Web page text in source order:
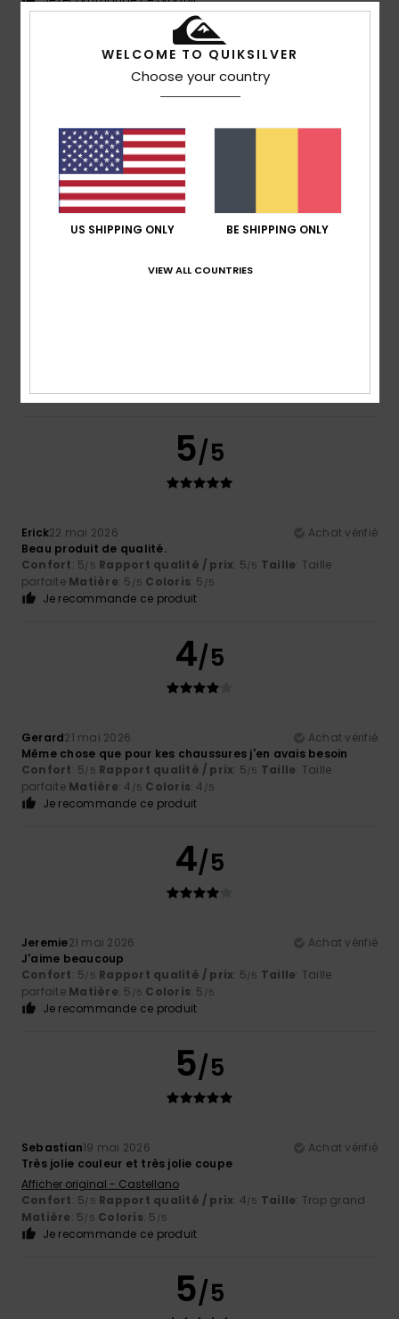
5/5
Stephane6 juillet 2026
Très beau produit
Confort: 4/5 Rapport qualité / prix
Matière: 5/5 Coloris: 4/5
Je recommande ce produit
5/5
Coloris: 5/5
5/5
Erick22 mai 2026
Achat vérifié
Beau produit de qualité.
Confort: 5/5 Rapport qualité / prix: 5/5 Taille: Taille
parfaite Matière: 5 /5 Coloris: 5 /5
Je recommande ce produit
4/5
Gerard21 mai 2026
Achat vérifié
Même chose que pour kes chaussures j'en avais besoin
Confort: 5/5 Rapport qualité / prix: 5/5 Taille: Taille
parfaite Matière: 4 /5 Coloris: 4 /5
Je recommande ce produit
4/5
Jeremie21 mai 2026
Achat vérifié
J'aime beaucoup
Confort: 5/5 Rapport qualité / prix: 5/5 Taille: Taille
parfaite Matière: 5 /5 Coloris: 5 /5
Je recommande ce produit
5/5
Sebastian19 mai 2026
Achat vérifié
Très jolie couleur et très jolie coupe
Afficher original - Castellano
Confort: 5/5 Rapport qualité / prix: 4/5 Taille: Trop grand
Matière: 5/5 Coloris: 5 /5
Je recommande ce produit
5/5
WELCOME TO QUIKSILVER
Choose your country
US SHIPPING ONLY BE SHIPPING ONLY
VIEW ALL COUNTRIES